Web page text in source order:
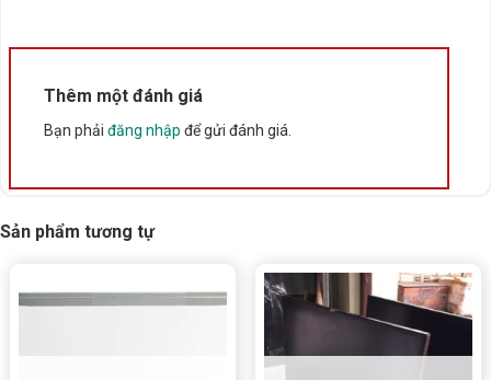
Trung Quốc
Thêm một đánh giá
Bạn phải đăng nhập để gửi đánh giá.
Sản phẩm tương tự